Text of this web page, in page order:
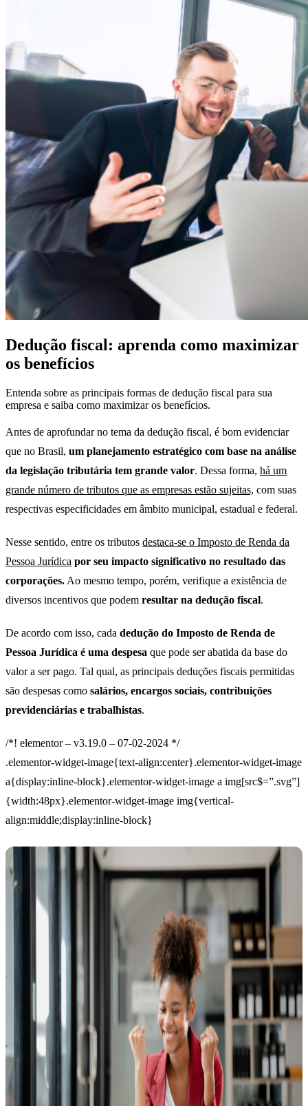
Dedução fiscal: aprenda como maximizar
os benefícios
Entenda sobre as principais formas de dedução fiscal para sua
empresa e saiba como maximizar os benefícios.
Antes de aprofundar no tema da dedução fiscal, é bom evidenciar
que no Brasil, um planejamento estratégico com base na análise
da legislação tributária tem grande valor. Dessa forma, há um
grande número de tributos que as empresas estão sujeitas, com suas
respectivas especificidades em âmbito municipal, estadual e federal.
Nesse sentido, entre os tributos destaca-se o Imposto de Renda da
Pessoa Jurídica por seu impacto significativo no resultado das
corporações. Ao mesmo tempo, porém, verifique a existência de
diversos incentivos que podem resultar na dedução fiscal.
De acordo com isso, cada dedução do Imposto de Renda de
Pessoa Jurídica é uma despesa que pode ser abatida da base do
valor a ser pago. Tal qual, as principais deduções fiscais permitidas
são despesas como salários, encargos sociais, contribuições
previdenciárias e trabalhistas.
/*! elementor – v3.19.0 – 07-02-2024 */
.elementor-widget-image{text-align:center}.elementor-widget-image
a{display:inline-block}.elementor-widget-image a img[src$=”.svg”]
{width:48px}.elementor-widget-image img{vertical-
align:middle;display:inline-block}